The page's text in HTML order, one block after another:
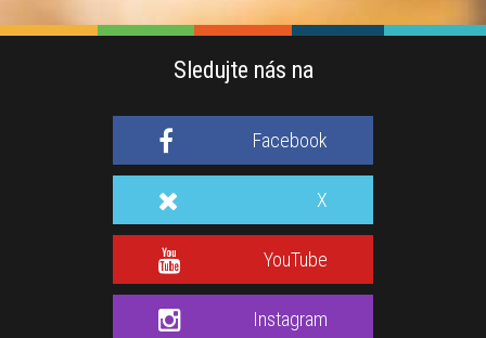
Sledujte nás na
Facebook
X
YouTube
Instagram